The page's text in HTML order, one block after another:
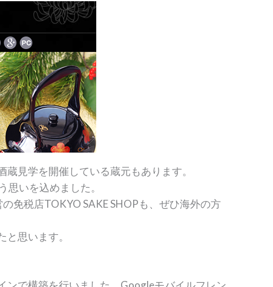
見学を開催している蔵元もあります。
いを込めました。
免税店TOKYO SAKE SHOPも、ぜひ海外の方
思います。